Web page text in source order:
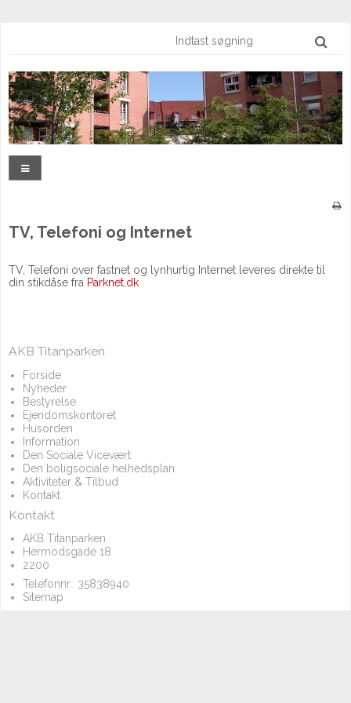
TV, Telefoni og Internet
TV, Telefoni over fastnet og lynhurtig Internet leveres direkte til
din stikdåse fra Parknet.dk
AKB Titanparken
Forside
Nyheder
Bestyrelse
Ejendomskontoret
Husorden
Information
Den Sociale Vicevært
Den boligsociale helhedsplan
Aktiviteter & Tilbud
Kontakt
Kontakt
AKB Titanparken
Hermodsgade 18
2200
Telefonnr.: 35838940
Sitemap